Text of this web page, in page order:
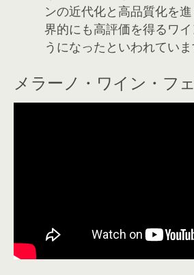
ンの近代化と高品質化を
界的にも高評価を得るワ
うになったといわれていま
メラーノ・ワイン・フ